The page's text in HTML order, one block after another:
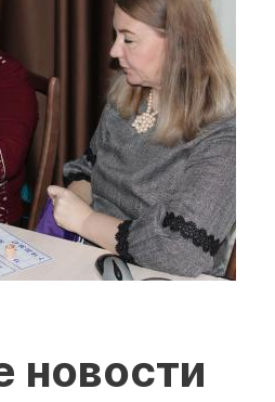
новости